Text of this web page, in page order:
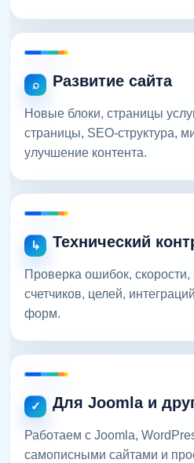
Развитие сайта
Новые блоки, страницы
страницы, SEO-структура,
улучшение контента.
Технический
Проверка ошибок,
счетчиков, целей,
форм.
Для Joomla и
Работаем с Joomla,
самописными сайтами и